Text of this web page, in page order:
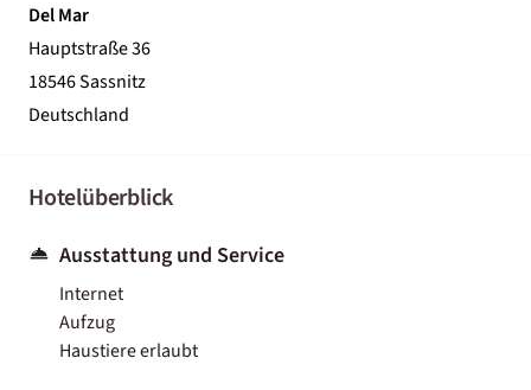
Del Mar
Hauptstraße 36
18546 Sassnitz
Deutschland
Hotelüberblick
Ausstattung und Service
Internet
Aufzug
Haustiere erlaubt